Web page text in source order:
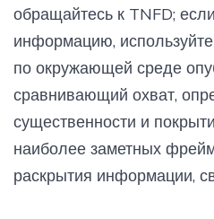
обращайтесь к TNFD;
информацию,
по окружающей среде
сравнивающий охват,
существенности и
наиболее заметных
раскрытия информации,